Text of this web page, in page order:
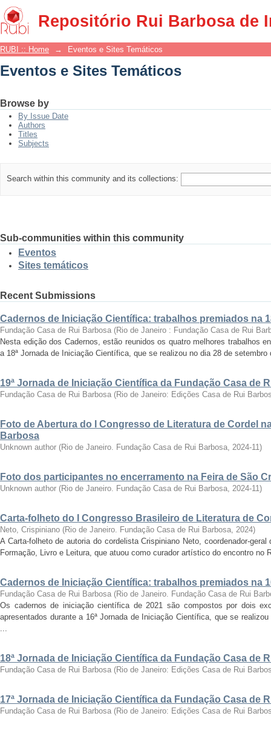
Repositório Rui Barbosa de
Eventos e Sites Temáticos
RUBI :: Home → Eventos e Sites Temáticos
Eventos e Sites Temáticos
Browse by
By Issue Date
Authors
Titles
Subjects
Search within this community and its collections:
Sub-communities within this community
Eventos
Sites temáticos
Recent Submissions
Cadernos de Iniciação Científica: trabalhos premiados na
Fundação Casa de Rui Barbosa (Rio de Janeiro : Fundação Casa de Rui
Nesta edição dos Cadernos, estão reunidos os quatro melhores trabalhos
a 18ª Jornada de Iniciação Científica, que se realizou no dia 28 de
19ª Jornada de Iniciação Científica da Fundação Casa de
Fundação Casa de Rui Barbosa (Rio de Janeiro: Edições Casa de Rui
Foto de Abertura do I Congresso de Literatura de Cordel
Barbosa
Unknown author (Rio de Janeiro. Fundação Casa de Rui Barbosa, 2024-11)
Foto dos participantes no encerramento na Feira de São
Unknown author (Rio de Janeiro. Fundação Casa de Rui Barbosa, 2024-11)
Carta-folheto do I Congresso Brasileiro de Literatura de
Neto, Crispiniano (Rio de Janeiro. Fundação Casa de Rui Barbosa, 2024)
A Carta-folheto de autoria do cordelista Crispiniano Neto, coordenador-
Formação, Livro e Leitura, que atuou como curador artístico do encontro no
Cadernos de Iniciação Científica: trabalhos premiados na
Fundação Casa de Rui Barbosa (Rio de Janeiro. Fundação Casa de Rui
Os cadernos de iniciação científica de 2021 são compostos por dois
apresentados durante a 16ª Jornada de Iniciação Científica, que se
...
18ª Jornada de Iniciação Científica da Fundação Casa de
Fundação Casa de Rui Barbosa (Rio de Janeiro: Edições Casa de Rui
17ª Jornada de Iniciação Científica da Fundação Casa de
Fundação Casa de Rui Barbosa (Rio de Janeiro: Edições Casa de Rui